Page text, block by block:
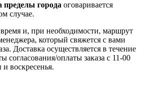
пределы города оговаривается
случае.
и, при необходимости, маршрут
который свяжется с вами
Доставка осуществляется в течение
согласования/оплаты заказа с 11-00
воскресенья.